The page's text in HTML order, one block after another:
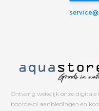
Ontvang wekelijk onze digitale
boordevol aanbiedingen en